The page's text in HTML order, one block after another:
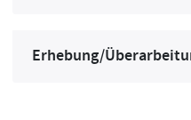
Erhebung/